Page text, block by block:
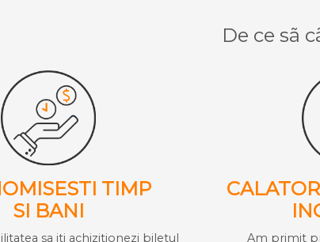
De ce sã
TIMP
SI BANI
sa iti achizitionezi biletul
Am primit